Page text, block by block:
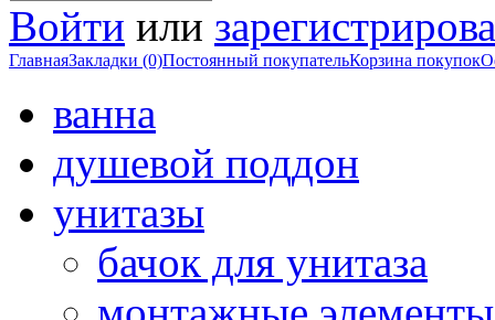
Войти или
ГлавнаяЗакладки (0)Постоянный покупательКорзина покупок
ванна
душевой поддон
унитазы
бачок для унитаза